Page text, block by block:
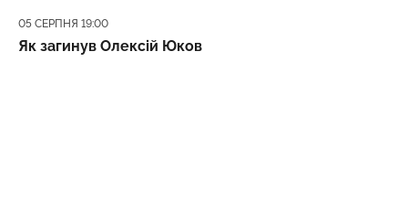
Дата публікації
05 СЕРПНЯ 19:00
Як загинув Олексій Юков